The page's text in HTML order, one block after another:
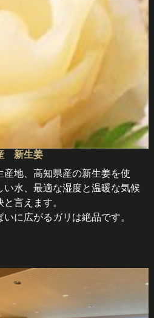
新生姜
地、高知県産の新生姜を使
水、最適な湿度と温暖な気候
言えます。
に広がるガリは絶品です。